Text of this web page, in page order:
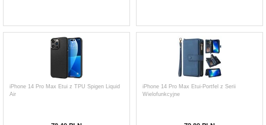
iPhone 14 Pro Max Etui z TPU Spigen Liquid
Air
iPhone 14 Pro Max Etui-Portfel z Serii
Wielofunkcyjne